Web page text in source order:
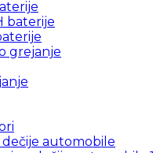
baterije
grejanje
automobile